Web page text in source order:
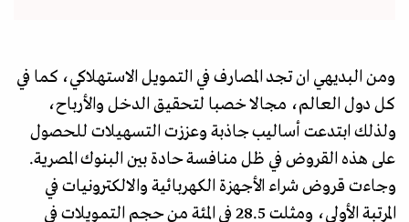
ومن البديهي ان تجد المصارف في التمويل الاستهلاكي، كما في
كل دول العالم، مجالا خصبا لتحقيق الدخل والأرباح،
ولذلك ابتدعت أساليب جاذبة وعززت التسهيلات للحصول
على هذه القروض في ظل منافسة حادة بين البنوك المصرية.
وجاءت قروض شراء الأجهزة الكهربائية والالكترونيات في
المرتبة الأولى، ومثلت 28.5 في المئة من حجم التمويلات في